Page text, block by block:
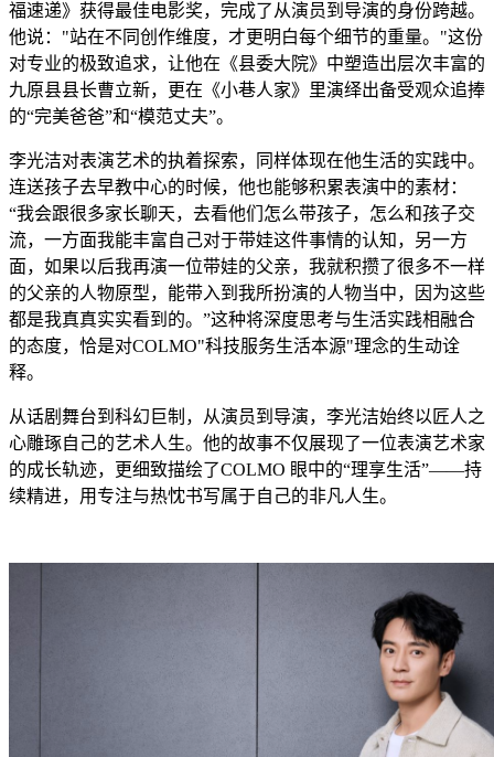
福速递》获得最佳电影奖，完成了从演员到导演的身份跨越。
他说："站在不同创作维度，才更明白每个细节的重量。"这份
对专业的极致追求，让他在《县委大院》中塑造出层次丰富的
九原县县长曹立新，更在《小巷人家》里演绎出备受观众追捧
的“完美爸爸”和“模范丈夫”。
李光洁对表演艺术的执着探索，同样体现在他生活的实践中。
连送孩子去早教中心的时候，他也能够积累表演中的素材：
“我会跟很多家长聊天，去看他们怎么带孩子，怎么和孩子交
流，一方面我能丰富自己对于带娃这件事情的认知，另一方
面，如果以后我再演一位带娃的父亲，我就积攒了很多不一样
的父亲的人物原型，能带入到我所扮演的人物当中，因为这些
都是我真真实实看到的。”这种将深度思考与生活实践相融合
的态度，恰是对COLMO"科技服务生活本源"理念的生动诠
释。
从话剧舞台到科幻巨制，从演员到导演，李光洁始终以匠人之
心雕琢自己的艺术人生。他的故事不仅展现了一位表演艺术家
的成长轨迹，更细致描绘了COLMO 眼中的“理享生活”——持
续精进，用专注与热忱书写属于自己的非凡人生。